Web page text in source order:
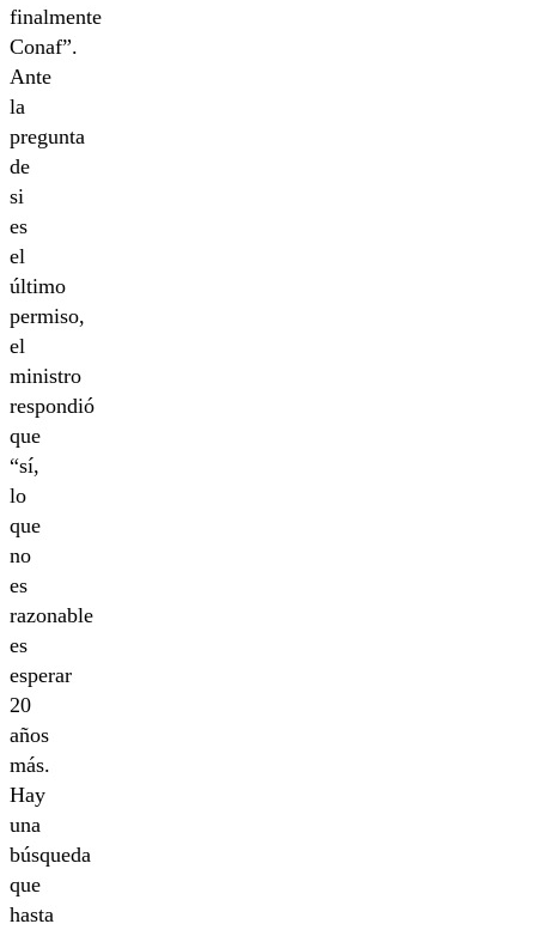
finalmente
Conaf”.
Ante
la
pregunta
de
si
es
el
último
permiso,
el
ministro
respondió
que
“sí,
lo
que
no
es
razonable
es
esperar
20
años
más.
Hay
una
búsqueda
que
hasta